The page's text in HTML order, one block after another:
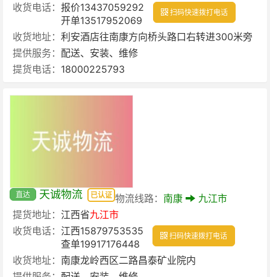
收货电话： 报价13437059292
开单13517952069
扫码快速拨打电话
收货地址： 利安酒店往南康方向桥头路口右转进300米旁
提供服务： 配送、安装、维修
提货电话： 18000225793
直达 天诚物流 已认证 物流线路： 南康
九江市
提货地址： 江西省九江市
收货电话： 江西15879753535
查单19917176448
扫码快速拨打电话
收货地址： 南康龙岭西区二路昌泰矿业院内